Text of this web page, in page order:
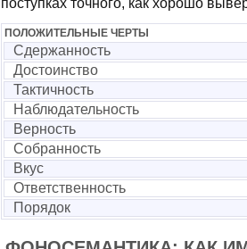
поступках точного, как хорошо
ПОЛОЖИТЕЛЬНЫЕ ЧЕРТЫ
Сдержанность
Достоинство
Тактичность
Наблюдательность
Верность
Собранность
Вкус
Ответственность
Порядок